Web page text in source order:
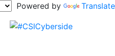
Powered by Translate